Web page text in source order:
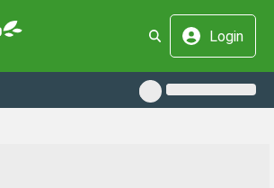
Login